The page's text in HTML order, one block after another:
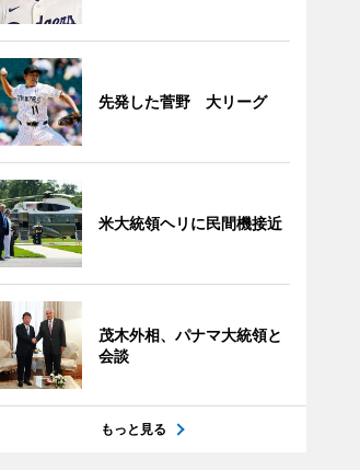
先発した菅野 大リーグ
米大統領ヘリに民間機接近
茂木外相、パナマ大統領と
会談
もっと見る